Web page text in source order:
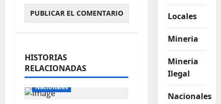
HISTORIAS
RELACIONADAS
Internacionales
Nacionales
Locales
Mineria
Mineria
Ilegal
Nacionales